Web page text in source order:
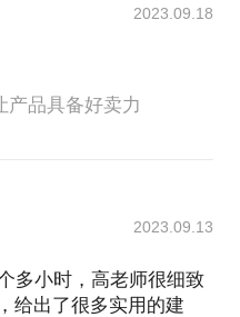
2023.09.18
产品具备好卖力
2023.09.13
多小时，高老师很细致
给出了很多实用的建